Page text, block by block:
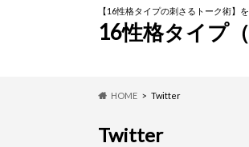
【16性格タイプの刺さるトーク術】
16性格タイプ
HOME Twitter
Twitter